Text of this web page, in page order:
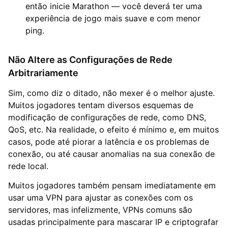
então inicie Marathon — você deverá ter uma
experiência de jogo mais suave e com menor
ping.
Não Altere as Configurações de Rede
Arbitrariamente
Sim, como diz o ditado, não mexer é o melhor ajuste.
Muitos jogadores tentam diversos esquemas de
modificação de configurações de rede, como DNS,
QoS, etc. Na realidade, o efeito é mínimo e, em muitos
casos, pode até piorar a latência e os problemas de
conexão, ou até causar anomalias na sua conexão de
rede local.
Muitos jogadores também pensam imediatamente em
usar uma VPN para ajustar as conexões com os
servidores, mas infelizmente, VPNs comuns são
usadas principalmente para mascarar IP e criptografar